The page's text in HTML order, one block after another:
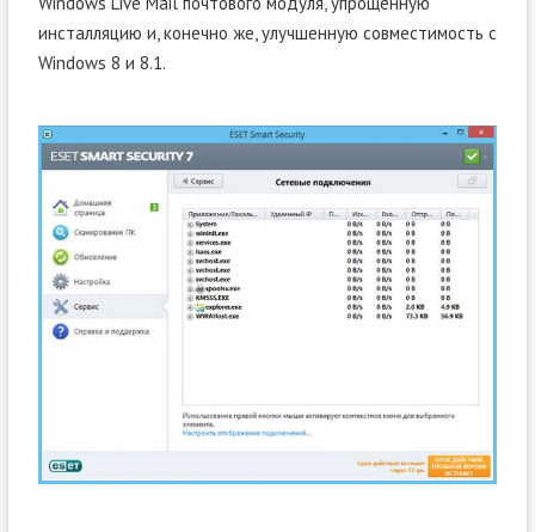
инсталляцию и, конечно же, улучшенную совместимость с
Windows 8 и 8.1.